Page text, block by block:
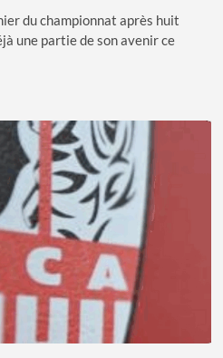
du championnat après huit
une partie de son avenir ce